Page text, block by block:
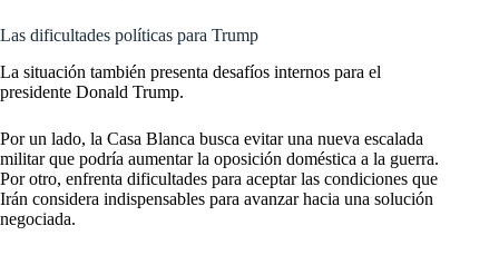
Las dificultades políticas para Trump
La situación también presenta desafíos internos para el
presidente Donald Trump.
Por un lado, la Casa Blanca busca evitar una nueva escalada
militar que podría aumentar la oposición doméstica a la guerra.
Por otro, enfrenta dificultades para aceptar las condiciones que
Irán considera indispensables para avanzar hacia una solución
negociada.